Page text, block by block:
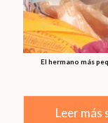
El hermano más
Leer más